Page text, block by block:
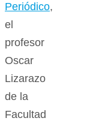
Periódico,
el
profesor
Oscar
Lizarazo
de la
Facultad